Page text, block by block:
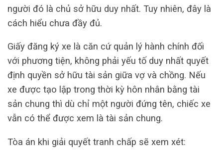
người đó là chủ sở hữu duy nhất. Tuy nhiên, đây là
cách hiểu chưa đầy đủ.
Giấy đăng ký xe là căn cứ quản lý hành chính đối
với phương tiện, không phải yếu tố duy nhất quyết
định quyền sở hữu tài sản giữa vợ và chồng. Nếu
xe được tạo lập trong thời kỳ hôn nhân bằng tài
sản chung thì dù chỉ một người đứng tên, chiếc xe
vẫn có thể được xem là tài sản chung.
Tòa án khi giải quyết tranh chấp sẽ xem xét: